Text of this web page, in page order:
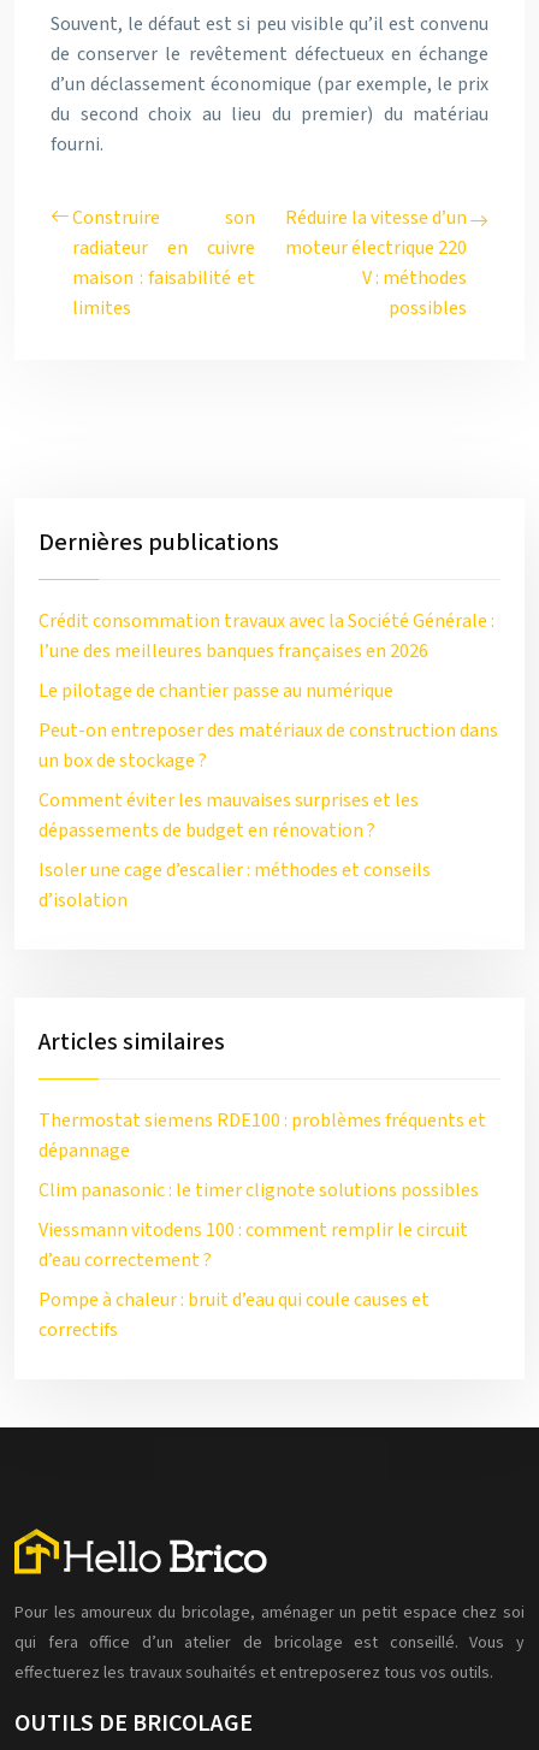
Souvent, le défaut est si peu visible qu’il est convenu
de conserver le revêtement défectueux en échange
d’un déclassement économique (par exemple, le prix
du second choix au lieu du premier) du matériau
fourni.
Construire son
radiateur en cuivre
maison : faisabilité et
limites
Réduire la vitesse d’un
moteur électrique 220
V : méthodes
possibles
Dernières publications
Crédit consommation travaux avec la Société Générale :
l’une des meilleures banques françaises en 2026
Le pilotage de chantier passe au numérique
Peut-on entreposer des matériaux de construction dans
un box de stockage ?
Comment éviter les mauvaises surprises et les
dépassements de budget en rénovation ?
Isoler une cage d’escalier : méthodes et conseils
d’isolation
Articles similaires
Thermostat siemens RDE100 : problèmes fréquents et
dépannage
Clim panasonic : le timer clignote solutions possibles
Viessmann vitodens 100 : comment remplir le circuit
d’eau correctement ?
Pompe à chaleur : bruit d’eau qui coule causes et
correctifs
Pour les amoureux du bricolage, aménager un petit espace chez soi
qui fera office d’un atelier de bricolage est conseillé. Vous y
effectuerez les travaux souhaités et entreposerez tous vos outils.
OUTILS DE BRICOLAGE